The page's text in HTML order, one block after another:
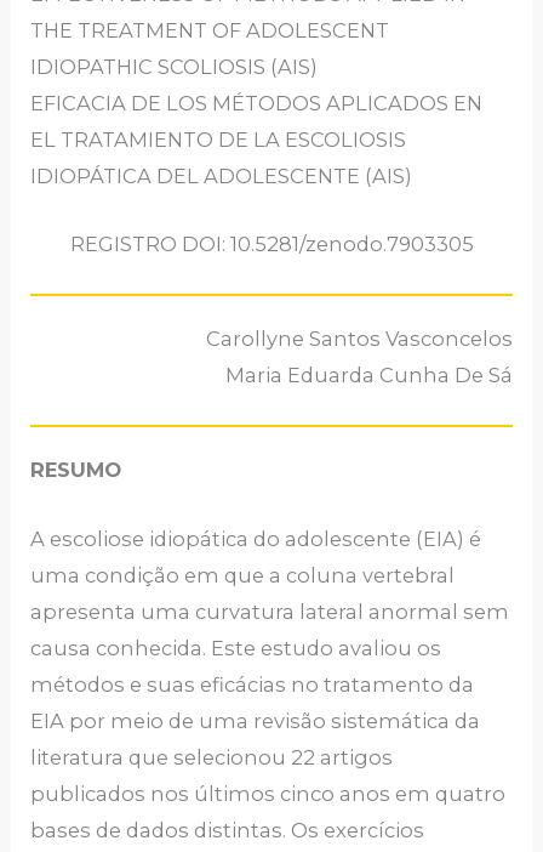
THE TREATMENT OF ADOLESCENT
IDIOPATHIC SCOLIOSIS (AIS)
EFICACIA DE LOS MÉTODOS APLICADOS EN
EL TRATAMIENTO DE LA ESCOLIOSIS
IDIOPÁTICA DEL ADOLESCENTE (AIS)
REGISTRO DOI: 10.5281/zenodo.7903305
Carollyne Santos Vasconcelos
Maria Eduarda Cunha De Sá
RESUMO
A escoliose idiopática do adolescente (EIA) é
uma condição em que a coluna vertebral
apresenta uma curvatura lateral anormal sem
causa conhecida. Este estudo avaliou os
métodos e suas eficácias no tratamento da
EIA por meio de uma revisão sistemática da
literatura que selecionou 22 artigos
publicados nos últimos cinco anos em quatro
bases de dados distintas. Os exercícios